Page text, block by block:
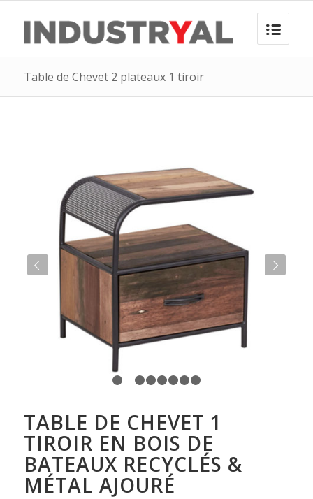
Table de Chevet 2 plateaux 1 tiroir
Suivant
1 2
TABLE DE CHEVET 1
TIROIR EN BOIS DE
BATEAUX RECYCLÉS &
MÉTAL AJOURÉ